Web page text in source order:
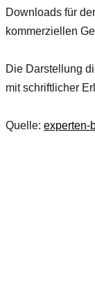
Downloads für
kommerziellen
Die Darstellung
mit schriftlicher
Quelle: experten-